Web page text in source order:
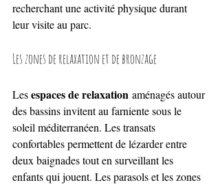
recherchant une activité physique durant
leur visite au parc.
Les zones de relaxation et de bronzage
Les espaces de relaxation aménagés autour
des bassins invitent au farniente sous le
soleil méditerranéen. Les transats
confortables permettent de lézarder entre
deux baignades tout en surveillant les
enfants qui jouent. Les parasols et les zones